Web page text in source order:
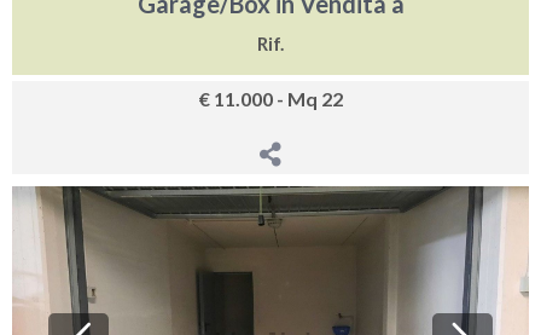
Rif.
€ 11.000 - Mq 22